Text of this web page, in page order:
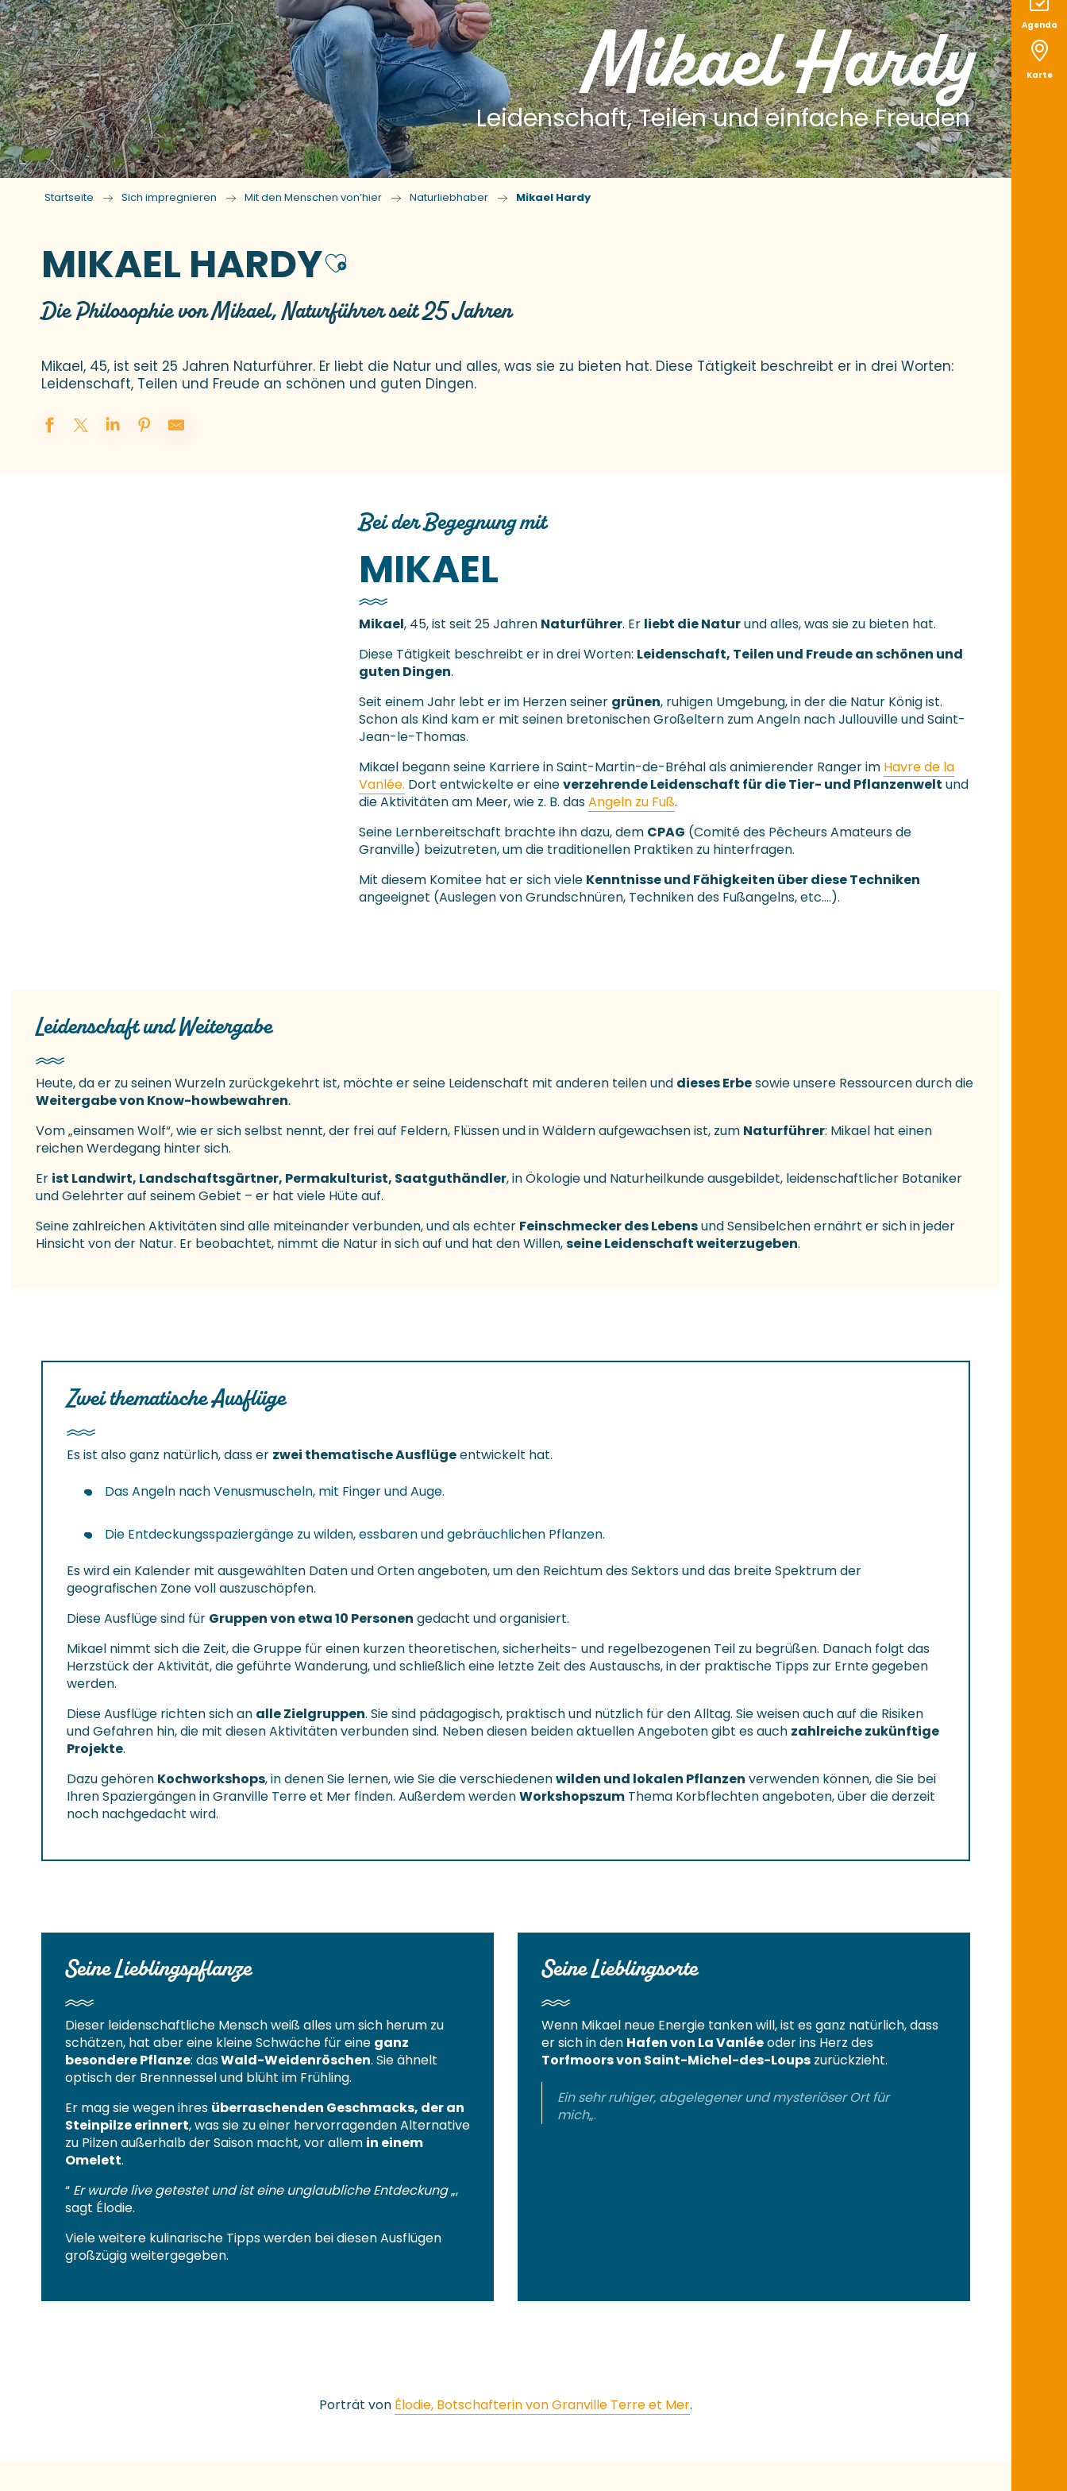
Agenda
Karte
Mikael Hardy
Leidenschaft, Teilen und einfache Freuden
Startseite Sich impregnieren Mit den Menschen von’hier Naturliebhaber Mikael Hardy
MIKAEL HARDYAjouter aux favoris
Die Philosophie von Mikael, Naturführer seit 25 Jahren
Mikael, 45, ist seit 25 Jahren Naturführer. Er liebt die Natur und alles, was sie zu bieten hat. Diese Tätigkeit beschreibt er in drei Worten:
Leidenschaft, Teilen und Freude an schönen und guten Dingen.
Bei der Begegnung mit
MIKAEL
Mikael, 45, ist seit 25 Jahren Naturführer. Er liebt die Naturund alles, was sie zu bieten hat.
Diese Tätigkeit beschreibt er in drei Worten: Leidenschaft, Teilen und Freude an schönen und
guten Dingen.
Seit einem Jahr lebt er im Herzen seiner grünen, ruhigen Umgebung, in der die Natur König ist.
Schon als Kind kam er mit seinen bretonischen Großeltern zum Angeln nach Jullouville und Saint-
Jean-le-Thomas.
Mikael begann seine Karriere in Saint-Martin-de-Bréhal als animierender Ranger im Havre de la
Vanlée. Dort entwickelte er eineverzehrende Leidenschaft für die Tier- und Pflanzenwelt und
die Aktivitäten am Meer, wie z. B. dasAngeln zu Fuß.
Seine Lernbereitschaft brachte ihn dazu, dem CPAG (Comité des Pêcheurs Amateurs de
Granville) beizutreten, um die traditionellen Praktiken zu hinterfragen.
Mit diesem Komitee hat er sich viele Kenntnisse und Fähigkeiten über diese Techniken
angeeignet (Auslegen von Grundschnüren, Techniken des Fußangelns, etc….).
Leidenschaft und Weitergabe
Heute, da er zu seinen Wurzeln zurückgekehrt ist, möchte er seine Leidenschaft mit anderen teilen und dieses Erbesowie unsere Ressourcen durch die
Weitergabe von Know-howbewahren.
Vom „einsamen Wolf“, wie er sich selbst nennt, der frei auf Feldern, Flüssen und in Wäldern aufgewachsen ist, zum Naturführer: Mikael hat einen
reichen Werdegang hinter sich.
Er ist Landwirt, Landschaftsgärtner, Permakulturist, Saatguthändler, in Ökologie und Naturheilkunde ausgebildet, leidenschaftlicher Botaniker
und Gelehrter auf seinem Gebiet – er hat viele Hüte auf.
Seine zahlreichen Aktivitäten sind alle miteinander verbunden, und als echter Feinschmecker des Lebensund Sensibelchen ernährt er sich in jeder
Hinsicht von der Natur. Er beobachtet, nimmt die Natur in sich auf und hat den Willen,seine Leidenschaft weiterzugeben.
Zwei thematische Ausflüge
Es ist also ganz natürlich, dass er zwei thematische Ausflügeentwickelt hat.
Das Angeln nach Venusmuscheln, mit Finger und Auge.
Die Entdeckungsspaziergänge zu wilden, essbaren und gebräuchlichen Pflanzen.
Es wird ein Kalender mit ausgewählten Daten und Orten angeboten, um den Reichtum des Sektors und das breite Spektrum der
geografischen Zone voll auszuschöpfen.
Diese Ausflüge sind für Gruppen von etwa 10 Personen gedacht und organisiert.
Mikael nimmt sich die Zeit, die Gruppe für einen kurzen theoretischen, sicherheits- und regelbezogenen Teil zu begrüßen. Danach folgt das
Herzstück der Aktivität, die geführte Wanderung, und schließlich eine letzte Zeit des Austauschs, in der praktische Tipps zur Ernte gegeben
werden.
Diese Ausflüge richten sich an alle Zielgruppen. Sie sind pädagogisch, praktisch und nützlich für den Alltag. Sie weisen auch auf die Risiken
und Gefahren hin, die mit diesen Aktivitäten verbunden sind. Neben diesen beiden aktuellen Angeboten gibt es auch zahlreiche zukünftige
Projekte.
Dazu gehören Kochworkshops, in denen Sie lernen, wie Sie die verschiedenenwilden und lokalen Pflanzen verwenden können, die Sie bei
Ihren Spaziergängen in Granville Terre et Mer finden. Außerdem werdenWorkshopszum Thema Korbflechten angeboten, über die derzeit
noch nachgedacht wird.
Seine Lieblingspflanze
Dieser leidenschaftliche Mensch weiß alles um sich herum zu
schätzen, hat aber eine kleine Schwäche für eine ganz
besondere Pflanze: dasWald-Weidenröschen. Sie ähnelt
optisch der Brennnessel und blüht im Frühling.
Er mag sie wegen ihres überraschenden Geschmacks, der an
Steinpilze erinnert, was sie zu einer hervorragenden Alternative
zu Pilzen außerhalb der Saison macht, vor allem in einem
Omelett.
“ Er wurde live getestet und ist eine unglaubliche Entdeckung„,
sagt Élodie.
Viele weitere kulinarische Tipps werden bei diesen Ausflügen
großzügig weitergegeben.
Seine Lieblingsorte
Wenn Mikael neue Energie tanken will, ist es ganz natürlich, dass
er sich in den Hafen von La Vanléeoder ins Herz des
Torfmoors von Saint-Michel-des-Loups zurückzieht.
Ein sehr ruhiger, abgelegener und mysteriöser Ort für
mich„.
Porträt von Élodie, Botschafterin von Granville Terre et Mer.